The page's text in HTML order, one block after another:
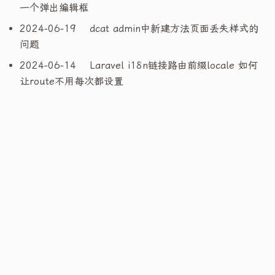
一个弹出编辑框
2024-06-19
dcat admin中新建方法页面丢失样式的
问题
2024-06-14
Laravel i18n链接路由前缀locale 如何
让route不用每次都设置